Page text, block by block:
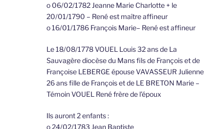
o 06/02/1782 Jeanne Marie Charlotte + le
20/01/1790 – René est maître affineur
o 16/01/1786 François Marie– René est affineur
Le 18/08/1778 VOUEL Louis 32 ans de La
Sauvagère diocèse du Mans fils de François et de
Françoise LEBERGE épouse VAVASSEUR Julienne
26 ans fille de François et de LE BRETON Marie –
Témoin VOUEL René frère de l’époux
Ils auront 2 enfants :
o 24/02/1783 Jean Baptiste